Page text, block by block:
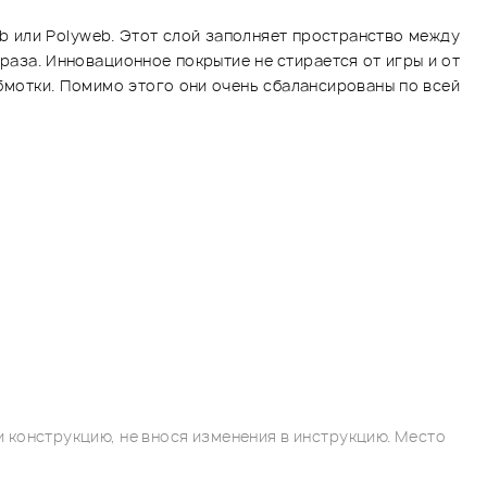
Polyweb. Этот слой заполняет пространство между
Инновационное покрытие не стирается от игры и от
Помимо этого они очень сбалансированы по всей
не внося изменения в инструкцию. Место